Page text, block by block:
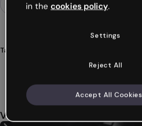
Tags
corporativas recursos
Você também pode gostar
in the cookies policy.
Settings
Reject All
Accept All Cookies